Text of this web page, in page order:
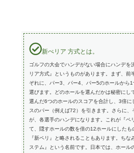
新ぺリア 方式とは。
ゴルフの大会でハンデがない場合にハンデを
リア方式』というものがあります。まず、前
ぞれに、パー3、パー4、パー5のホールから
選びます。どのホールを選んだかは秘密にし
選んだ6つのホールのスコアを合計し、3倍に
スのパー（例えば72）を引きます。さらに
が、各選手のハンデになります。これが『ペ
て、隠すホールの数を倍の12ホールにしたも
『新ペリ』と略されることもあります。ちな
ステム』という名前です。日本では、ホール